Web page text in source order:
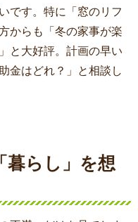
です。特に「窓のリフ
からも「冬の家事が楽
と大好評。計画の早い
金はどれ？」と相談し
暮らし」を想